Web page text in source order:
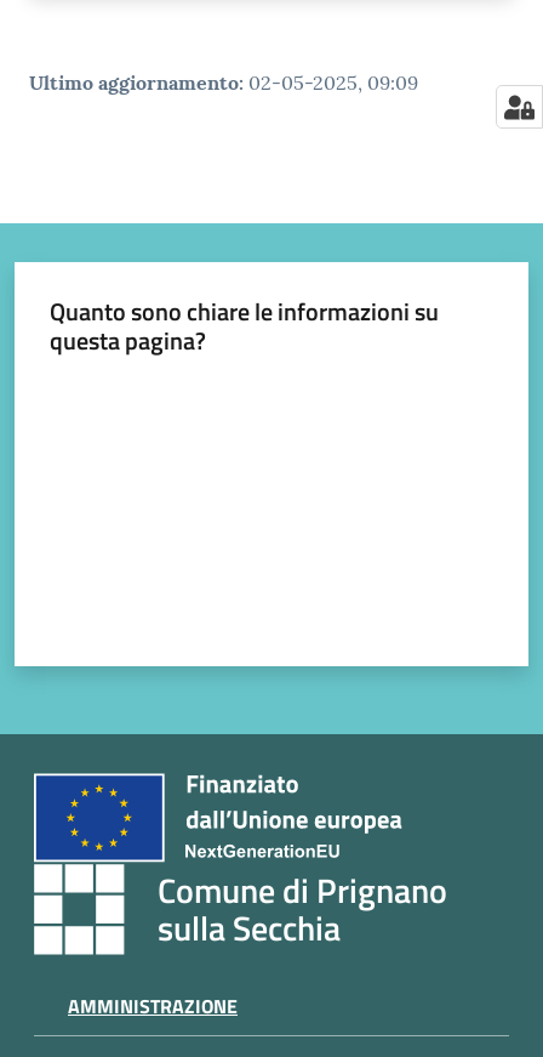
Ultimo aggiornamento: 02-05-2025, 09:09
Quanto sono chiare le informazioni su
questa pagina?
Comune di Prignano
sulla Secchia
AMMINISTRAZIONE